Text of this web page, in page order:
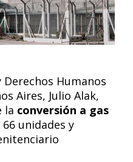
Humanos
Aires, Julio Alak,
la conversión a gas
unidades y